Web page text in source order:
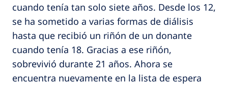
cuando tenía tan solo siete años. Desde los 12,
se ha sometido a varias formas de diálisis
hasta que recibió un riñón de un donante
cuando tenía 18. Gracias a ese riñón,
sobrevivió durante 21 años. Ahora se
encuentra nuevamente en la lista de espera